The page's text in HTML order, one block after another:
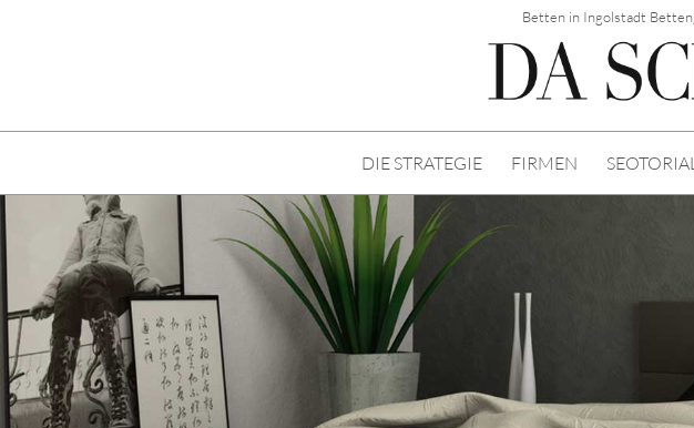
Betten in Ingolstadt
DIE STRATEGIE FIRMEN